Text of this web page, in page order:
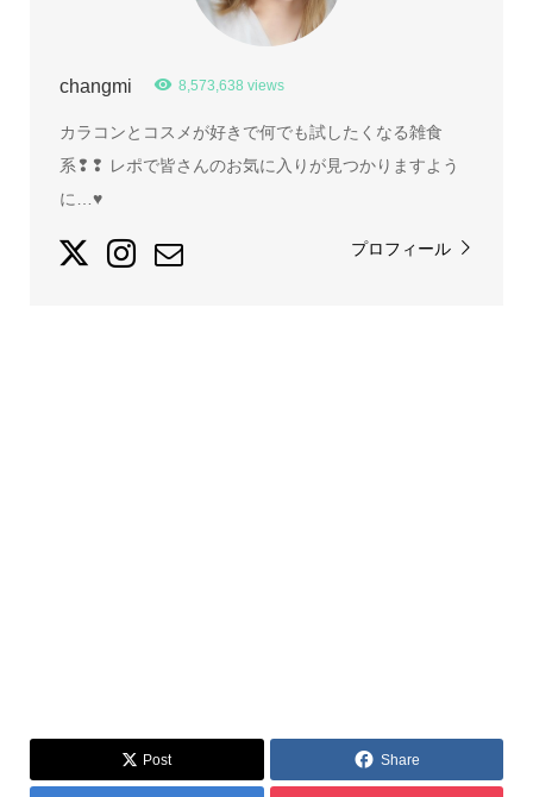
changmi 8,573,638 views
カラコンとコスメが好きで何でも試したくなる雑食
系❢❢ レポで皆さんのお気に入りが見つかりますよう
に…♥
プロフィール
Post Share